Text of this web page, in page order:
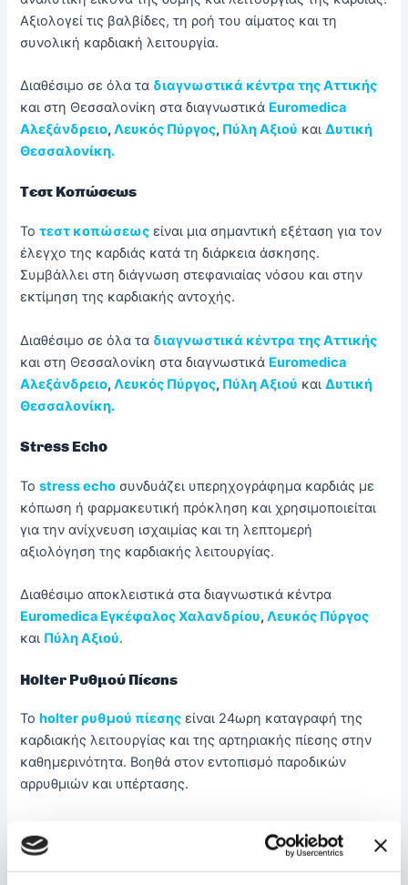
Αξιολογεί τις βαλβίδες, τη ροή του αίματος και τη
συνολική καρδιακή λειτουργία.
Διαθέσιμο σε όλα τα διαγνωστικά κέντρα της Αττικής
και στη Θεσσαλονίκη στα διαγνωστικά Euromedica
Αλεξάνδρειο,Λευκός Πύργος, Πύλη Αξιού καιΔυτική
Θεσσαλονίκη.
Τεστ Κοπώσεως
Τοτεστ κοπώσεως είναι μια σημαντική εξέταση για τον
έλεγχο της καρδιάς κατά τη διάρκεια άσκησης.
Συμβάλλει στη διάγνωση στεφανιαίας νόσου και στην
εκτίμηση της καρδιακής αντοχής.
Διαθέσιμο σε όλα τα διαγνωστικά κέντρα της Αττικής
και στη Θεσσαλονίκη στα διαγνωστικά Euromedica
Αλεξάνδρειο,Λευκός Πύργος, Πύλη Αξιού καιΔυτική
Θεσσαλονίκη.
Stress Echo
Τοstress echo συνδυάζει υπερηχογράφημα καρδιάς με
κόπωση ή φαρμακευτική πρόκληση και χρησιμοποιείται
για την ανίχνευση ισχαιμίας και τη λεπτομερή
αξιολόγηση της καρδιακής λειτουργίας.
Διαθέσιμο αποκλειστικά στα διαγνωστικά κέντρα
Euromedica Εγκέφαλος Χαλανδρίου,Λευκός Πύργος
και Πύλη Αξιού.
Holter Ρυθμού Πίεσης
Το holter ρυθμού πίεσης είναι 24ωρη καταγραφή της
καρδιακής λειτουργίας και της αρτηριακής πίεσης στην
καθημερινότητα. Βοηθά στον εντοπισμό παροδικών
αρρυθμιών και υπέρτασης.
και στη Θεσσαλονίκη στα διαγνωστικάEuromedica
Αλεξάνδρειο,Λευκός ΠύργοςκαιΠύλη Αξιού.